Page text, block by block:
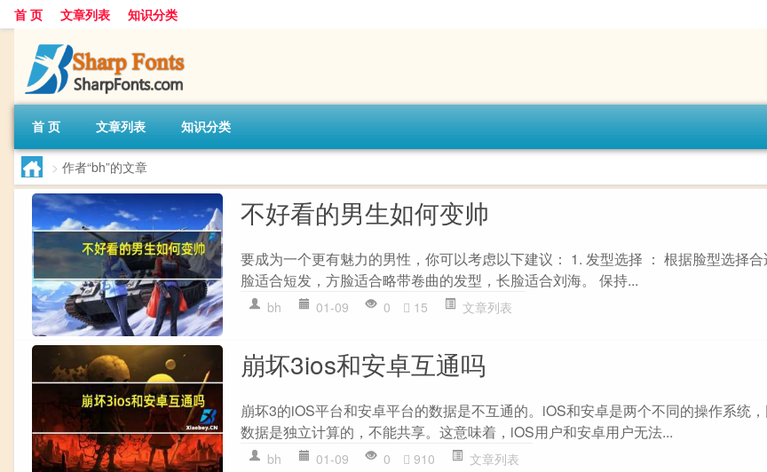
首 页 文章列表 知识分类
首 页 文章列表 知识分类
> 作者“bh”的文章
不好看的男生如何变帅
要成为一个更有魅力的男性，你可以考虑以下建议： 1. 发型选择 ： 根据脸型选择
脸适合短发，方脸适合略带卷曲的发型，长脸适合刘海。 保持...
bh 01-09 0 15 文章列表
崩坏3ios和安卓互通吗
崩坏3的iOS平台和安卓平台的数据是不互通的。iOS和安卓是两个不同的操作系统
数据是独立计算的，不能共享。这意味着，iOS用户和安卓用户无法...
bh 01-09 0 910 文章列表